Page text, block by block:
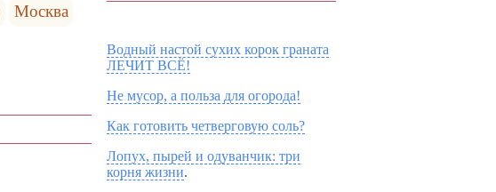
Москва
Водный настой сухих корок граната
ЛЕЧИТ ВСЁ!
Не мусор, а польза для огорода!
Как готовить четверговую соль?
Лопух, пырей и одуванчик: три
корня жизни.